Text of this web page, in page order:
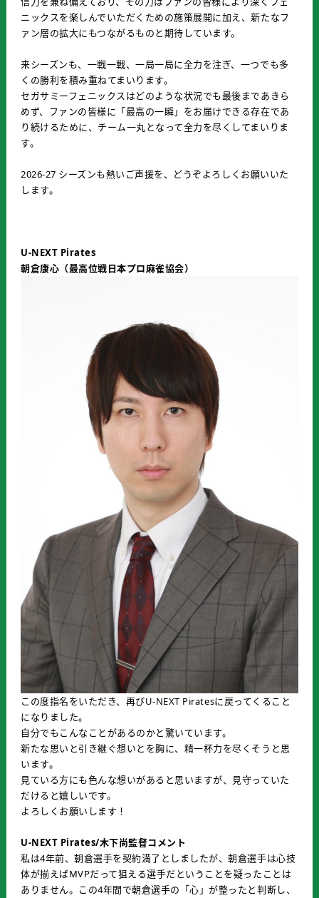
ニックスを楽しんでいただくための施策展開に加え、新たなフ
ァン層の拡大にもつながるものと期待しています。
来シーズンも、一戦一戦、一局一局に全力を注ぎ、一つでも多
くの勝利を積み重ねてまいります。
セガサミーフェニックスはどのような状況でも最後まであきら
めず、ファンの皆様に「最高の一瞬」をお届けできる存在であ
り続けるために、チーム一丸となって全力を尽くしてまいりま
す。
2026-27 シーズンも熱いご声援を、どうぞよろしくお願いいた
します。
U-NEXT Pirates
朝倉康心（最高位戦日本プロ麻雀協会）
この度指名をいただき、再びU-NEXT Piratesに戻ってくること
になりました。
自分でもこんなことがあるのかと驚いています。
新たな思いと引き継ぐ想いとを胸に、精一杯力を尽くそうと思
います。
見ている方にも色んな想いがあると思いますが、見守っていた
だけると嬉しいです。
よろしくお願いします！
U-NEXT Pirates/木下尚監督コメント
私は4年前、朝倉選手を契約満了としましたが、朝倉選手は心技
体が揃えばMVPだって狙える選手だということを疑ったことは
ありません。この4年間で朝倉選手の「心」が整ったと判断し、